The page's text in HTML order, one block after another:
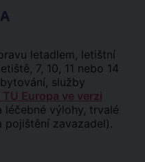
letadlem, letištní
7, 10, 11 nebo 14
služby
Europa ve verzi
léčebné výlohy, trvalé
pojištění zavazadel).